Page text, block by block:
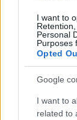
I want to
Personal
Purposes
Opted
Google
I want to
related to